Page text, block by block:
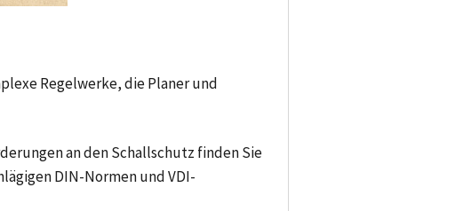
Regelwerke, die Planer und
an den Schallschutz finden Sie
DIN-Normen und VDI-